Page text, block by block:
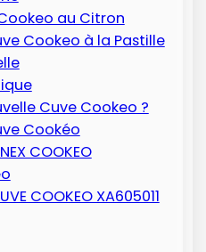
au Citron
Cookeo à la Pastille
Cuve Cookeo ?
Cookéo
COOKEO
COOKEO XA605011